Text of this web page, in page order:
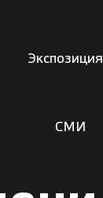
Экспозиция
СМИ